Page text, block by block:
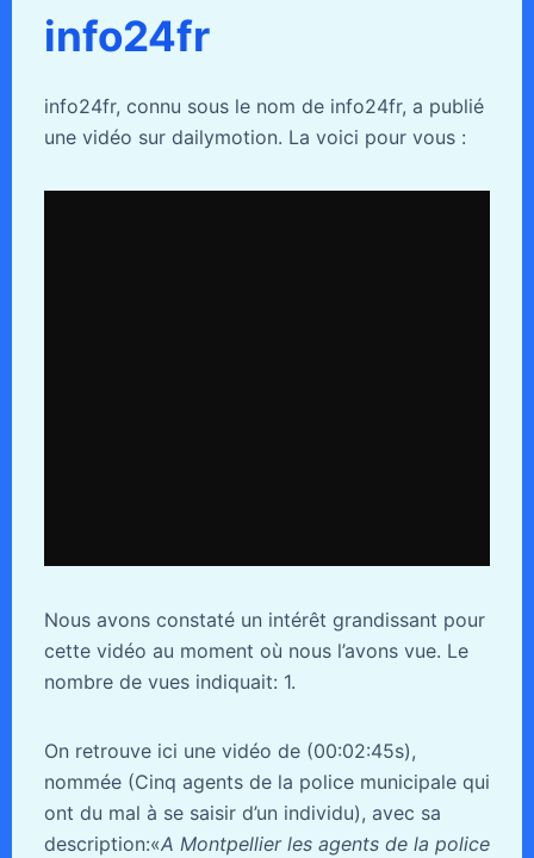
info24fr
info24fr, connu sous le nom de info24fr, a publié
une vidéo sur dailymotion. La voici pour vous :
Nous avons constaté un intérêt grandissant pour
cette vidéo au moment où nous l’avons vue. Le
nombre de vues indiquait: 1.
On retrouve ici une vidéo de (00:02:45s),
nommée (Cinq agents de la police municipale qui
ont du mal à se saisir d’un individu), avec sa
description:«A Montpellier les agents de la police